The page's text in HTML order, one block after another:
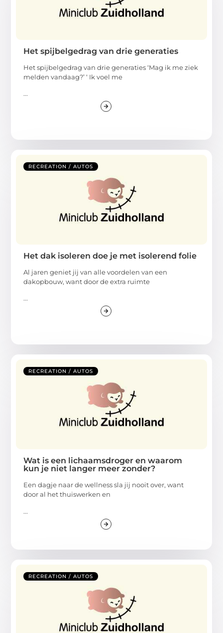
Het spijbelgedrag van drie generaties
Het spijbelgedrag van drie generaties ‘Mag ik me ziek
melden vandaag?’ ‘ Ik voel me
...
RECREATION / AUTOS
Het dak isoleren doe je met isolerend folie
Al jaren geniet jij van alle voordelen van een
dakopbouw, want door de extra ruimte
...
RECREATION / AUTOS
Wat is een lichaamsdroger en waarom
kun je niet langer meer zonder?
Een dagje naar de wellness sla jij nooit over, want
door al het thuiswerken en
...
RECREATION / AUTOS